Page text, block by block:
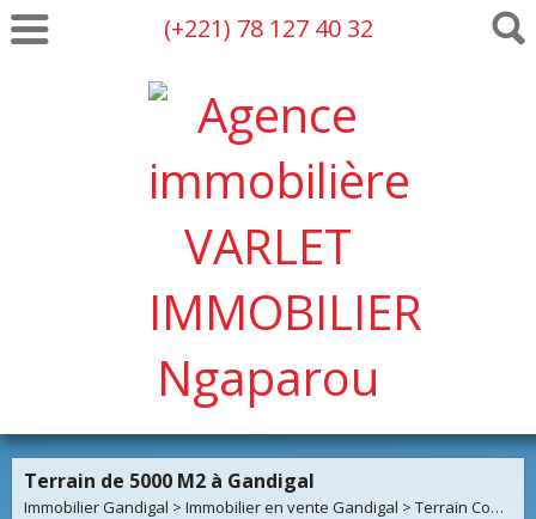
(+221) 78 127 40 32
Terrain de 5000 M2 à Gandigal
Immobilier Gandigal > Immobilier en vente Gandigal > Terrain Constructible en vente Gandigal